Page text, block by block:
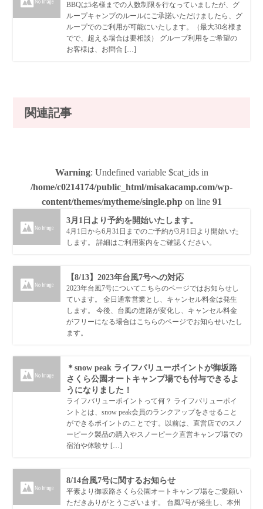
BBQは5名様までの人数制限を行なっていましたが、グ
ループキャンプのルールにご承諾いただけましたら、グ
ループでのご利用が可能にいたします。（最大30名様ま
でで、超える場合は要相談） グループ利用をご希望の
お客様は、お問合 […]
関連記事
Warning: Undefined variable $cat_ids in
/home/c0214174/public_html/misakacamp.com/wp-
content/themes/mytheme/single.phpon line 91
3月1日より予約を開始いたします。
4月1日から6月31日までのご予約が3月1日より開始いた
します。 詳細はご利用案内をご確認ください。
【8/13】2023年台風7号への対応
2023年台風7号についてこちらのページではお知らせし
ています。 全日通常営業とし、キャンセル料金は発生
します。 今後、台風の進路が変化し、キャンセル料金
がフリーになる場合はこちらのページでお知らせいたし
ます。
＊snow peak ライフバリューポイントが御坂路
さくら公園オートキャンプ場でも付与できるよ
うになりました！
ライフバリューポイントって何？ ライフバリューポイ
ントとは、snow peak会員のランクアップをさせること
ができるポイントのことです。以前は、直営店でのスノ
ーピーク製品の購入やスノーピーク直営キャンプ場での
宿泊や体験サ […]
8/14台風7号に関するお知らせ
平素より御坂路さくら公園オートキャンプ場をご愛顧い
ただきありがとうございます。 台風7号が発生し、本州